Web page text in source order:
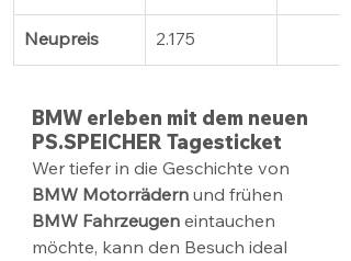
Neupreis 2.175
BMW erleben mit dem neuen
PS.SPEICHER Tagesticket
Wer tiefer in die Geschichte von
BMW Motorrädern und frühen
BMW Fahrzeugen eintauchen
möchte, kann den Besuch ideal